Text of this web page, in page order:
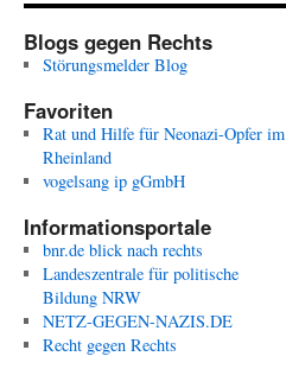
Blogs gegen Rechts
Störungsmelder Blog
Favoriten
Rat und Hilfe für Neonazi-Opfer im
Rheinland
vogelsang ip gGmbH
Informationsportale
bnr.de blick nach rechts
Landeszentrale für politische
Bildung NRW
NETZ-GEGEN-NAZIS.DE
Recht gegen Rechts